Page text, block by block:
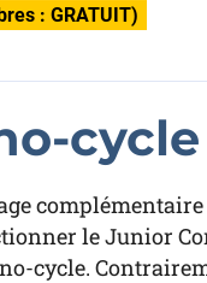
: GRATUIT)
cycle
le Junior
cycle.